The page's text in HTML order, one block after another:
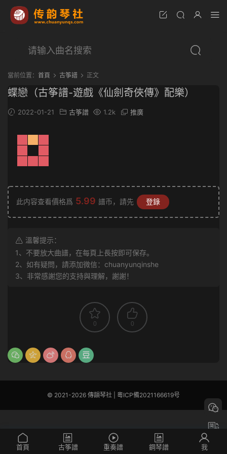
當前位置： 首頁 古筝譜 正文
蝶戀（古筝譜-遊戲《仙劍奇俠傳》配樂）
2022-01-21 古筝譜 1.2k 推廣
此内容查看價格爲 5.99 譜币，請先 登錄
溫馨提示：
1、不要放大曲譜，在每頁上長按即可保存。
2、如有疑問，請添加微信：chuanyunqinshe
3、非常感謝您的支持與理解，謝謝！
0 0
© 2021-2026 傳韻琴社 | 粵ICP備2021166619号
首頁 古筝譜 重奏譜 鋼琴譜 我